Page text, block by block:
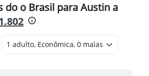
do o Brasil para Austin a
1 adulto, Econômica, 0 malas